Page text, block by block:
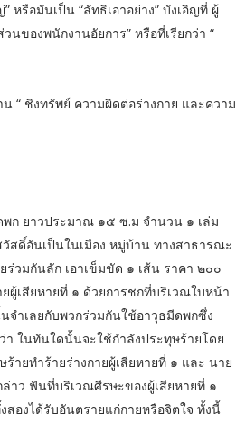
หรือมันเป็น “ลัทธิเอาอย่าง” บังเอิญที่ ผู้
ของพนักงานอัยการ” หรือที่เรียกว่า “
น “ ชิงทรัพย์ ความผิดต่อร่างกาย และความ
พก ยาวประมาณ ๑๕ ซ.ม จำนวน ๑ เล่ม
ดิ์อันเป็นในเมือง หมู่บ้าน ทางสาธารณะ
ร่วมกันลัก เอาเข็มขัด ๑ เส้น ราคา ๒๐๐
ผู้เสียหายที่ ๑ ด้วยการชกที่บริเวณใบหน้า
จำเลยกับพวกร่วมกันใช้อาวุธมีดพกซึ่ง
า ในทันใดนั้นจะใช้กำลังประทุษร้ายโดย
ายทำร้ายร่างกายผู้เสียหายที่ ๑ และ นาย
ล่าว ฟันที่บริเวณศีรษะของผู้เสียหายที่ ๑
องได้รับอันตรายแก่กายหรือจิตใจ ทั้งนี้